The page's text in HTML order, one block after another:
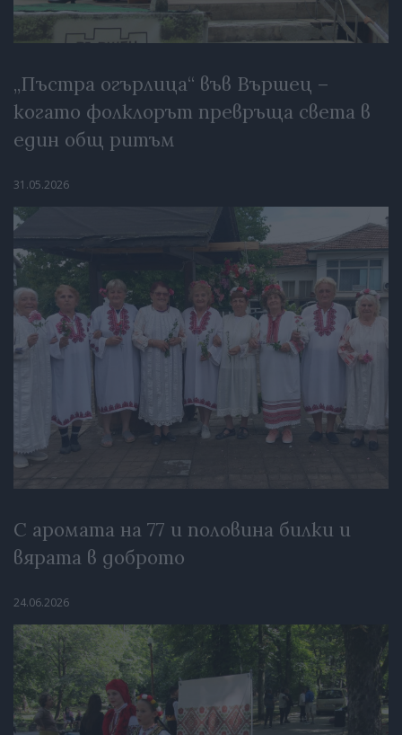
„Пъстра огърлица“ във Вършец –
когато фолклорът превръща света в
един общ ритъм
31.05.2026
С аромата на 77 и половина билки и
вярата в доброто
24.06.2026